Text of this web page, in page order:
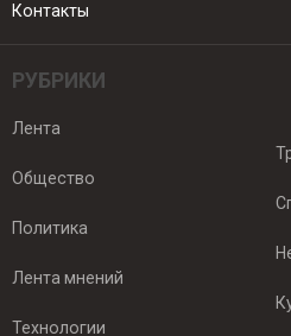
Контакты
РУБРИКИ
Лента
Общество
Политика
Лента мнений
Технологии